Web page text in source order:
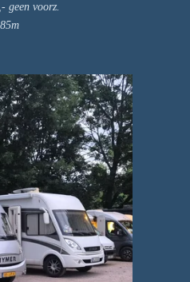
geen voorz.